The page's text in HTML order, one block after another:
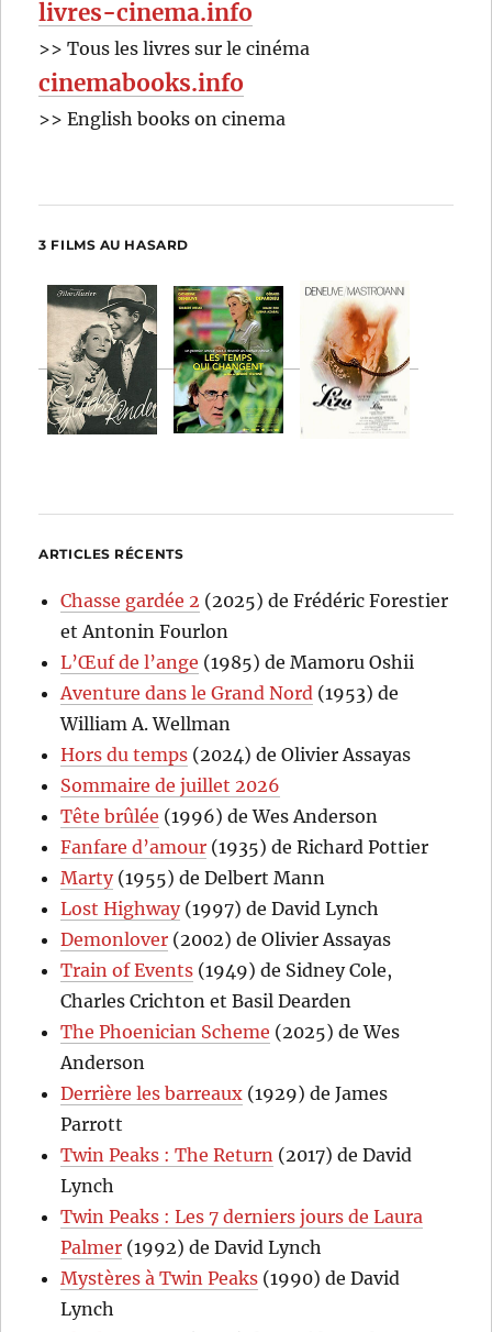
livres-cinema.info
>> Tous les livres sur le cinéma
cinemabooks.info
>> English books on cinema
3 FILMS AU HASARD
ARTICLES RÉCENTS
Chasse gardée 2 (2025) de Frédéric Forestier
et Antonin Fourlon
L’Œuf de l’ange (1985) de Mamoru Oshii
Aventure dans le Grand Nord (1953) de
William A. Wellman
Hors du temps (2024) de Olivier Assayas
Sommaire de juillet 2026
Tête brûlée (1996) de Wes Anderson
Fanfare d’amour (1935) de Richard Pottier
Marty(1955) de Delbert Mann
Lost Highway(1997) de David Lynch
Demonlover (2002) de Olivier Assayas
Train of Events (1949) de Sidney Cole,
Charles Crichton et Basil Dearden
The Phoenician Scheme (2025) de Wes
Anderson
Derrière les barreaux (1929) de James
Parrott
Twin Peaks : The Return (2017) de David
Lynch
Twin Peaks : Les 7 derniers jours de Laura
Palmer (1992) de David Lynch
Mystères à Twin Peaks (1990) de David
Lynch